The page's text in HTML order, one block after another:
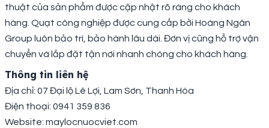
thuật của sản phẩm được cập nhật rõ ràng cho khách
hàng. Quạt công nghiệp được cung cấp bởi Hoàng Ngân
Group luôn bảo trì, bảo hành lâu dài. Đơn vị cũng hỗ trợ vận
chuyển và lắp đặt tận nơi nhanh chóng cho khách hàng.
Thông tin liên hệ
Địa chỉ: 07 Đại lộ Lê Lợi, Lam Sơn, Thanh Hóa
Điện thoại: 0941 359 836
Website: maylocnuocviet.com